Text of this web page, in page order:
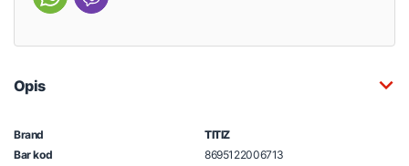
Opis
Brand
TITIZ
Bar kod
8695122006713